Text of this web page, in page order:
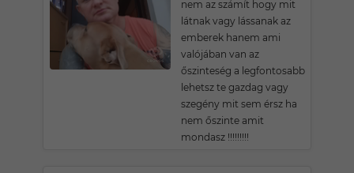
nem az számít hogy mit
látnak vagy lássanak az
emberek hanem ami
valójában van az
őszinteség a legfontosabb
lehetsz te gazdag vagy
szegény mit sem érsz ha
nem őszinte amit
mondasz !!!!!!!!!